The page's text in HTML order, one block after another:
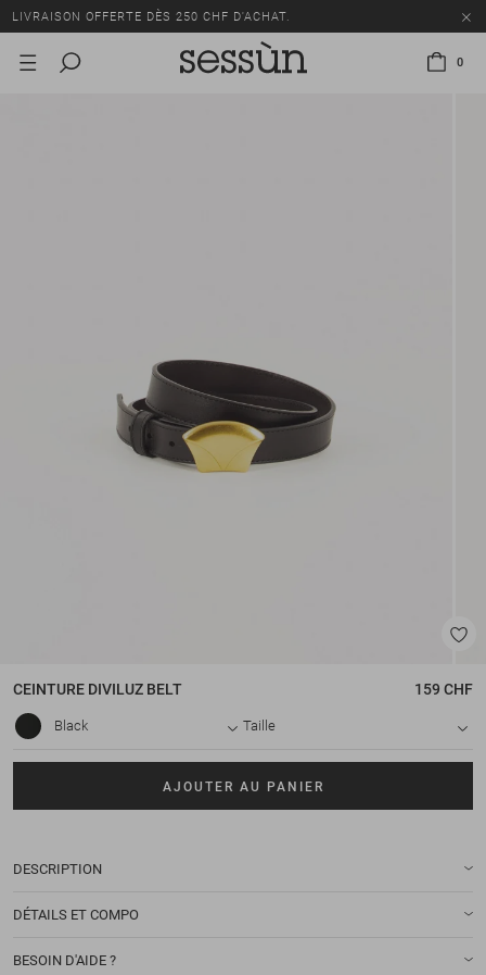
LIVRAISON OFFERTE DÈS 250 CHF D'ACHAT.
TOUS LES PRIX INCLUENT LA TVA ET LES DROITS DE DOUANE.
0
CEINTURE DIVILUZ BELT 159 CHF
Black Taille
AJOUTER AU PANIER
DESCRIPTION
DÉTAILS ET COMPO
BESOIN D'AIDE ?